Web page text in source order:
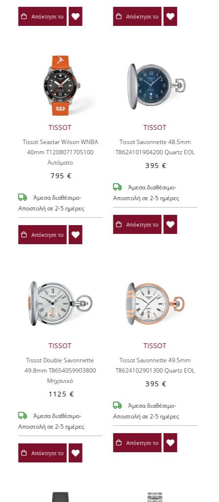
Απόκτησε το Απόκτησε το
TISSOT
Tissot Seastar Wilson WNBA
40mm T1208071705100
Αυτόματο
795 €
Άμεσα διαθέσιμο-
Αποστολή σε 2-5 ημέρες
Απόκτησε το
TISSOT
Tissot Savonnette 48.5mm
T8624101904200Quartz EOL
395 €
Άμεσα διαθέσιμο-
Αποστολή σε 2-5 ημέρες
Απόκτησε το
TISSOT
Tissot Double Savonnette
49.8mm T8654059903800
Μηχανικό
1125 €
Άμεσα διαθέσιμο-
Αποστολή σε 2-5 ημέρες
Απόκτησε το
TISSOT
Tissot Savonnette 49.5mm
T8624102901300Quartz EOL
395 €
Άμεσα διαθέσιμο-
Αποστολή σε 2-5 ημέρες
Απόκτησε το